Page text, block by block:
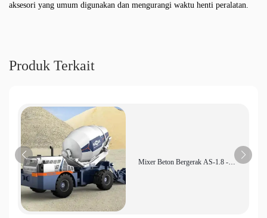
aksesori yang umum digunakan dan mengurangi waktu henti peralatan.
Produk Terkait
Mixer Beton Bergerak AS-1.8 -